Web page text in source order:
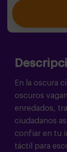
En la oscura
oscuros
enredados,
ciudadanos
confiar en tu
táctil para